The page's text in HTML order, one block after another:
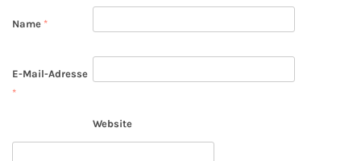
Name *
E-Mail-Adresse
*
Website